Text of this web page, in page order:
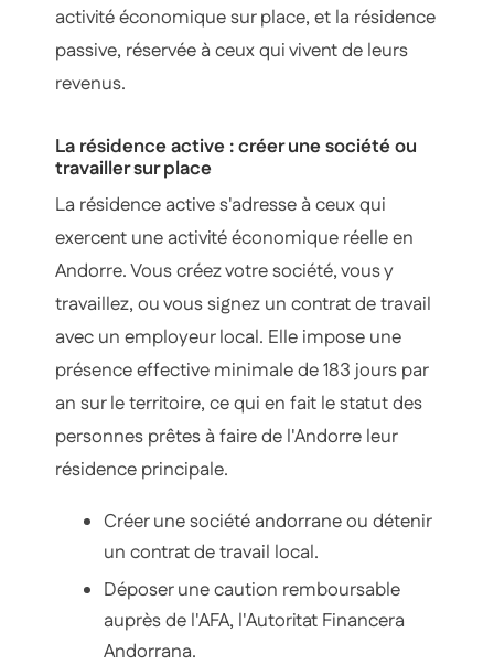
activité économique sur place, et la résidence
passive, réservée à ceux qui vivent de leurs
revenus.
La résidence active : créer une société ou
travailler sur place
La résidence active s'adresse à ceux qui
exercent une activité économique réelle en
Andorre. Vous créez votre société, vous y
travaillez, ou vous signez un contrat de travail
avec un employeur local. Elle impose une
présence effective minimale de 183 jours par
an sur le territoire, ce qui en fait le statut des
personnes prêtes à faire de l'Andorre leur
résidence principale.
Créer une société andorrane ou détenir
un contrat de travail local.
Déposer une caution remboursable
auprès de l'AFA, l'Autoritat Financera
Andorrana.